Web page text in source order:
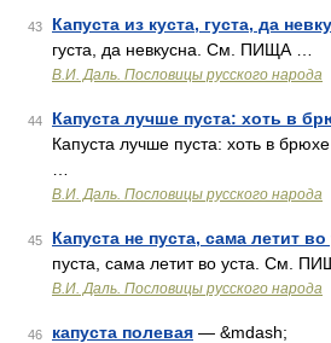
43 Капуста из куста, густа, да
густа, да невкусна. См. ПИЩА …
В.И. Даль. Пословицы русского народа
44 Капуста лучше пуста: хоть в
Капуста лучше пуста: хоть в
В.И. Даль. Пословицы русского народа
45 Капуста не пуста, сама летит во
пуста, сама летит во уста. См.
В.И. Даль. Пословицы русского народа
46 капуста полевая — &mdash;